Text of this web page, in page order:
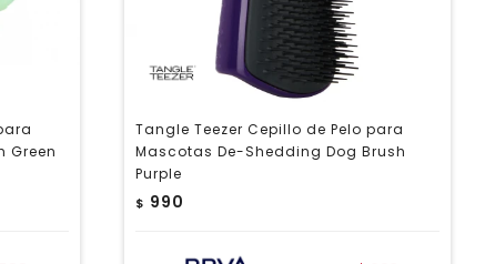
Green
Tangle Teezer Cepillo de Pelo para
Mascotas De-Shedding Dog Brush
Purple
$ 990